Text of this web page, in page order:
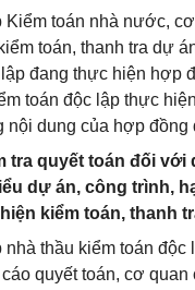
toán nhà nước,
toán, thanh tra dự
đang thực hiện hợp
toán độc lập thực
nội dung của hợp đồng
tra quyết toán đối với
dự án, công trình,
kiểm toán, thanh
thầu kiểm toán độc
quyết toán, cơ quan